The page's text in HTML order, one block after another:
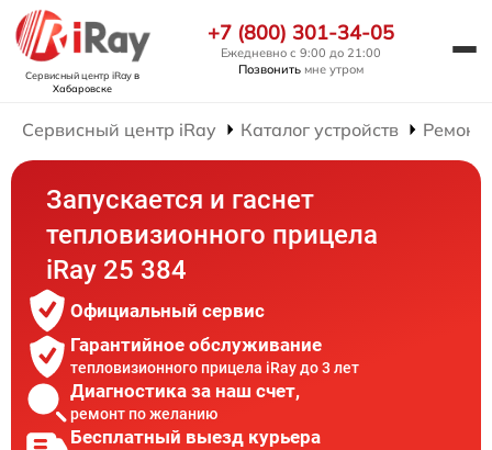
Сервисный центр iRayв
Хабаровске
+7 (800) 301-34-05
Ежедневно с 9:00 до 21:00
Позвонить мне утром
Сервисный центр iRay Каталог устройств Ремонт
Запускается и гаснет
тепловизионного прицела
iRay 25 384
Официальный сервис
Гарантийное обслуживание
тепловизионного прицела iRay до 3 лет
Диагностика за наш счет,
ремонт по желанию
Бесплатный выезд курьера